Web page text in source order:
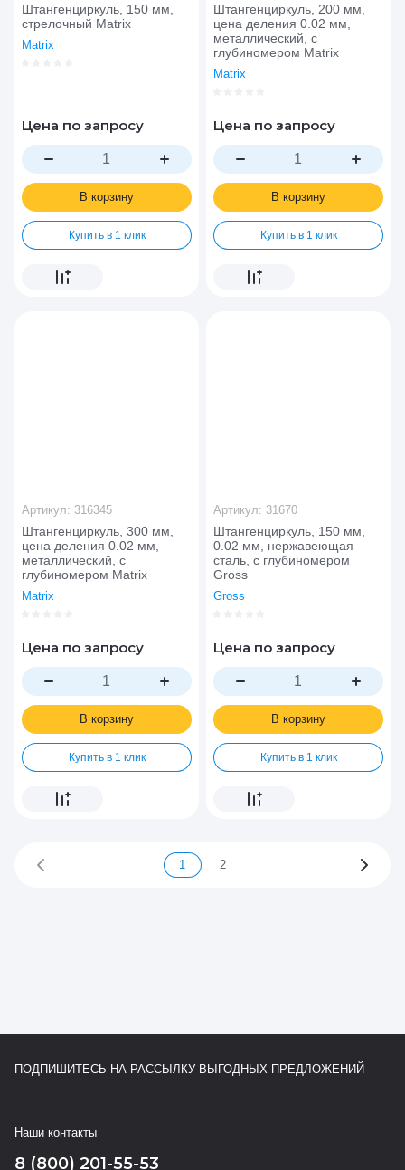
Штангенциркуль, 150 мм,
стрелочный Matrix
Matrix
Цена по запросу
В корзину
Купить в 1 клик
Штангенциркуль, 200 мм,
цена деления 0.02 мм,
металлический, с
глубиномером Matrix
Matrix
Цена по запросу
В корзину
Купить в 1 клик
Штангенциркуль, 300 мм,
цена деления 0.02 мм,
металлический, с
глубиномером Matrix
Matrix
Артикул: 316345
Цена по запросу
В корзину
Купить в 1 клик
Штангенциркуль, 150 мм,
0.02 мм, нержавеющая
сталь, с глубиномером
Gross
Gross
Артикул: 31670
Цена по запросу
В корзину
Купить в 1 клик
1 2
ПОДПИШИТЕСЬ НА РАССЫЛКУ ВЫГОДНЫХ ПРЕДЛОЖЕНИЙ
Наши контакты
8 (800) 201-55-53